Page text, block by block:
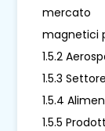
mercato
magnetici
1.5.2
1.5.3
1.5.4
1.5.5